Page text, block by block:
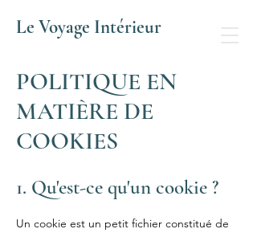
Le Voyage Intérieur
POLITIQUE EN
MATIÈRE DE
COOKIES
1. Qu'est-ce qu'un cookie ?
Un cookie est un petit fichier constitué de